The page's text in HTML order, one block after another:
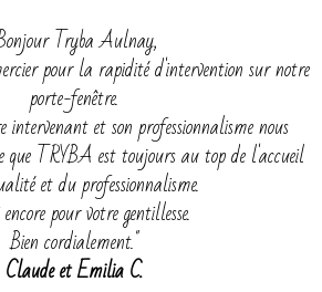
Tryba Aulnay,
pour la rapidité d'intervention sur notre
porte-fenêtre.
intervenant et son professionnalisme nous
que TRYBA est toujours au top de l'accueil
et du professionnalisme.
pour votre gentillesse.
Bien cordialement."
Claude et Emilia C.